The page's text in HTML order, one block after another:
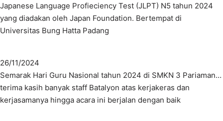
Japanese Language Profieciency Test (JLPT) N5 tahun 2024
yang diadakan oleh Japan Foundation. Bertempat di
Universitas Bung Hatta Padang
26/11/2024
Semarak Hari Guru Nasional tahun 2024 di SMKN 3 Pariaman…
terima kasih banyak staff Batalyon atas kerjakeras dan
kerjasamanya hingga acara ini berjalan dengan baik